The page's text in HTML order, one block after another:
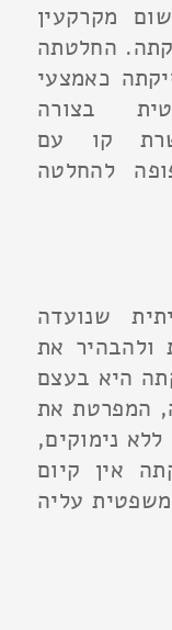
מקרקעין
החלטתה
כאמצעי
בצורה
קו עם
להחלטה
שנועדה
את
היא בעצם
המפרטת את
נימוקים,
אין קיום
עליה